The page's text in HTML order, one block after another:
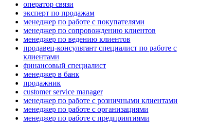
оператор связи
эксперт по продажам
менеджер по работе с покупателями
менеджер по сопровождению клиентов
менеджер по ведению клиентов
продавец-консультант специалист по работе с
клиентами
финансовый специалист
менеджер в банк
продажник
customer service manager
менеджер по работе с розничными клиентами
менеджер по работе с организациями
менеджер по работе с предприятиями